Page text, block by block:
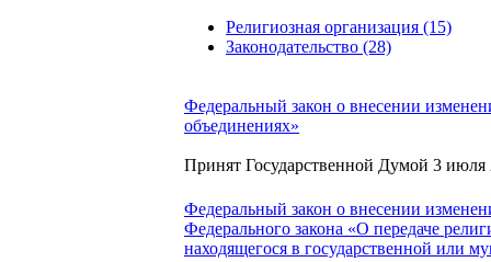
Религиозная организация (15)
Законодательство (28)
Федеральный закон о внесении
объединениях»
Принят Государственной Думой 3 июля
Федеральный закон о внесении
Федерального закона «О передаче
находящегося в государственной или